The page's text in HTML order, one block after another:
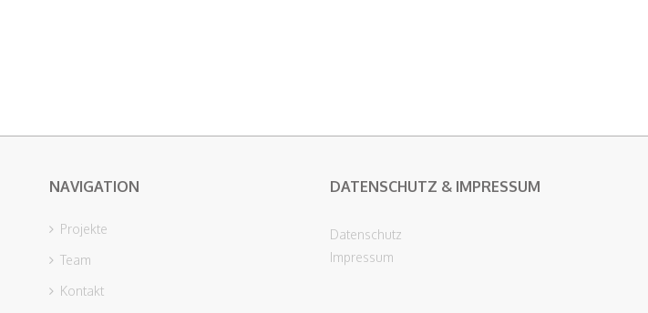
NAVIGATION
Projekte
Team
Kontakt
DATENSCHUTZ & IMPRESSUM
Datenschutz
Impressum